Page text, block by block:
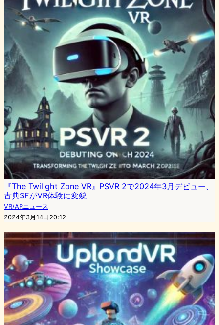
『The Twilight Zone VR』PSVR 2で2024年3月デビュー、
古典SFがVR体験に変貌
VR/ARニュース
2024年3月14日20:12